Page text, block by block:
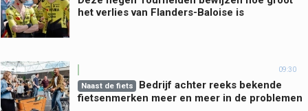
het verlies van Flanders-Baloise is
09:30
Naast de fiets
Bedrijf achter reeks bekende
fietsenmerken meer en meer in de problemen